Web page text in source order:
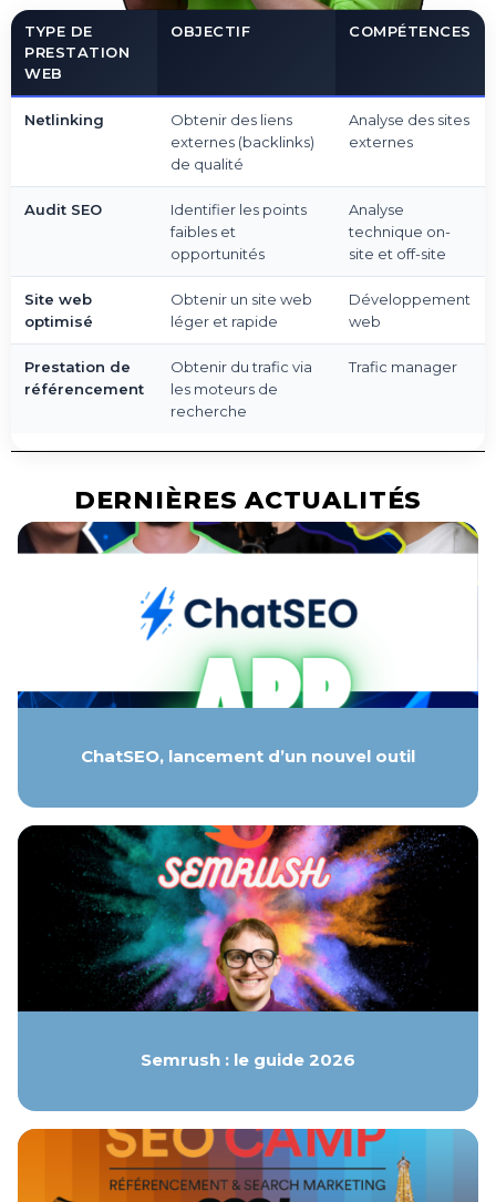
TYPE DE
PRESTATION
WEB
OBJECTIF COMPÉTENCES
Netlinking
Obtenir des liens
externes (backlinks)
de qualité
Analyse des sites
externes
Audit SEO
Identifier les points
faibles et
opportunités
Analyse
technique on-
site et off-site
Site web
optimisé
Obtenir un site web
léger et rapide
Développement
web
Prestation de
référencement
Obtenir du trafic via
les moteurs de
recherche
Trafic manager
DERNIÈRES ACTUALITÉS
ChatSEO, lancement d’un nouvel outil
Semrush : le guide 2026